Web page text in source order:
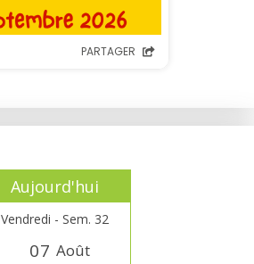
Aujourd'hui
Vendredi - Sem. 32
07 Août